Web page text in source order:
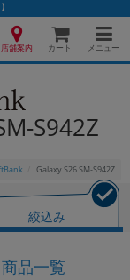
店舗案内 カート メニュー
S942Z
Galaxy S26 SM-S942Z
絞込み
品一覧